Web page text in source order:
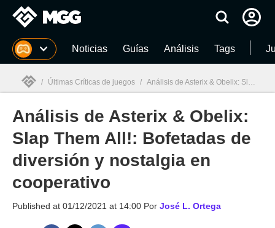
MGG Noticias Guías Análisis Tags
MGG
/ Últimas Críticas de juegos / Análisis de Asterix & Obelix: Slap Them All!: Bofetadas de diversión y nostalgia en cooperativo
Análisis de Asterix & Obelix:
Slap Them All!: Bofetadas de
diversión y nostalgia en
cooperativo
Published at 01/12/2021 at 14:00 Por José L. Ortega